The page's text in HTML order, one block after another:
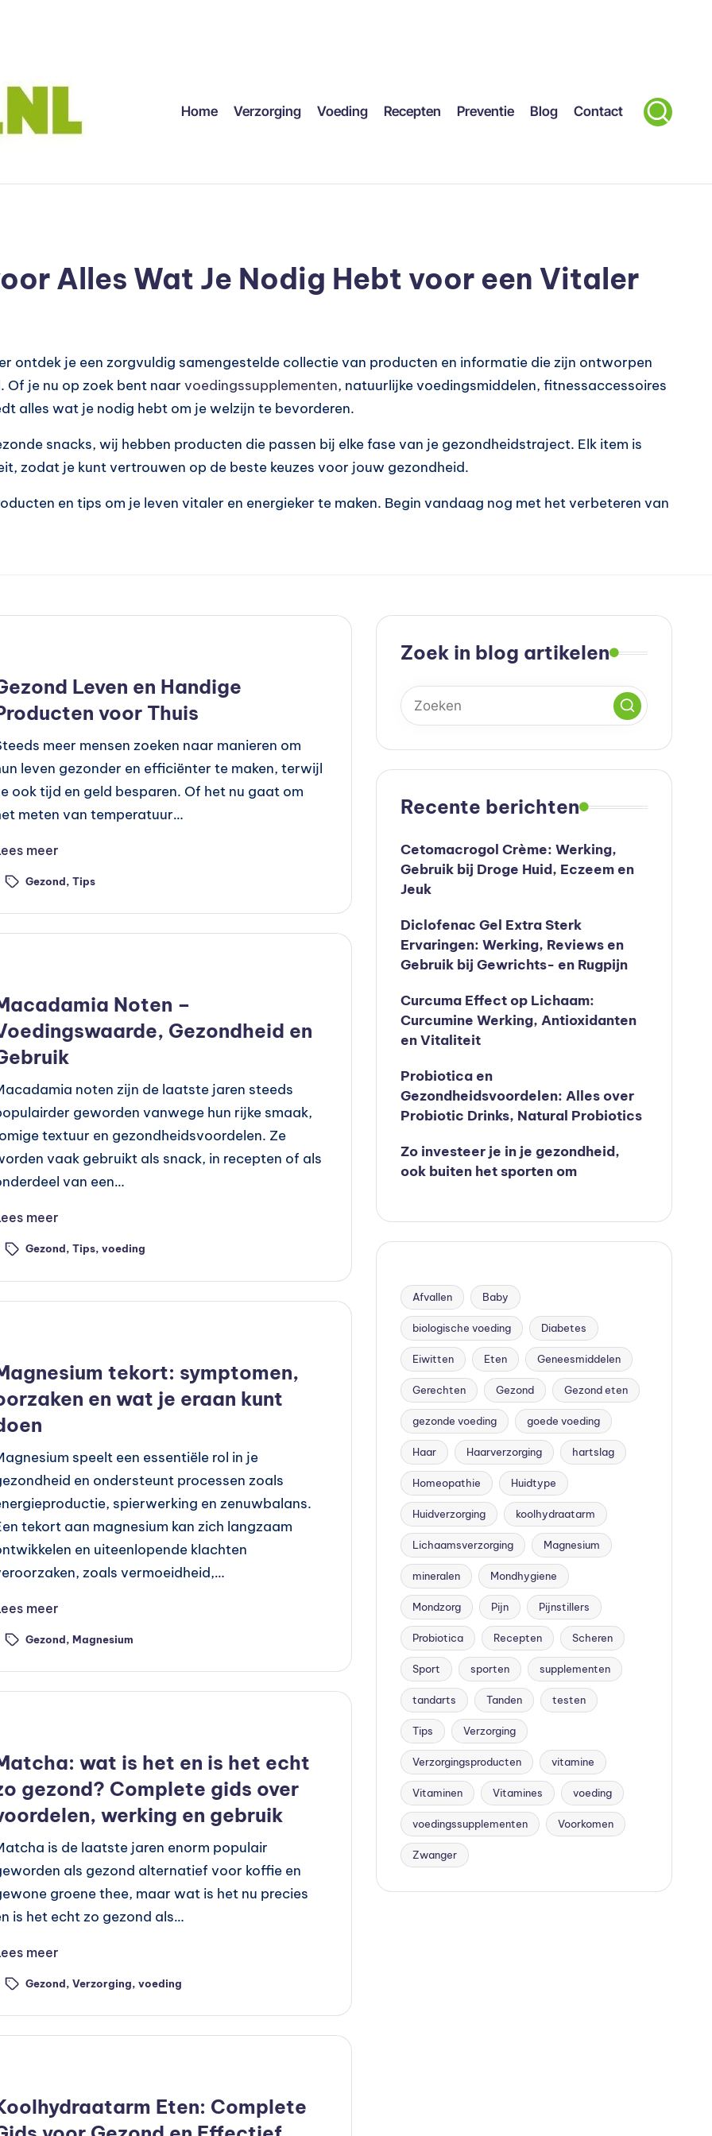
Home Verzorging Voeding Recepten Preventie Blog Contact
Alles Wat Je Nodig Hebt voor een Vitaler
ontdek je een zorgvuldig samengestelde collectie van producten en informatie die zijn ontworpen
Of je nu op zoek bent naar voedingssupplementen, natuurlijke voedingsmiddelen, fitnessaccessoires
alles wat je nodig hebt om je welzijn te bevorderen.
snacks, wij hebben producten die passen bij elke fase van je gezondheidstraject. Elk item is
zodat je kunt vertrouwen op de beste keuzes voor jouw gezondheid.
en tips om je leven vitaler en energieker te maken. Begin vandaag nog met het verbeteren van
Leven en Handige
voor Thuis
meer mensen zoeken naar manieren om
leven gezonder en efficiënter te maken, terwijl
ook tijd en geld besparen. Of het nu gaat om
meten van temperatuur…
meer
Gezond, Tips
Noten –
Gezondheid en
noten zijn de laatste jaren steeds
geworden vanwege hun rijke smaak,
textuur en gezondheidsvoordelen. Ze
vaak gebruikt als snack, in recepten of als
van een…
meer
Gezond, Tips, voeding
tekort: symptomen,
en wat je eraan kunt
speelt een essentiële rol in je
en ondersteunt processen zoals
spierwerking en zenuwbalans.
tekort aan magnesium kan zich langzaam
en uiteenlopende klachten
zoals vermoeidheid,…
meer
Gezond Magnesium
wat is het en is het echt
gezond? Complete gids over
werking en gebruik
is de laatste jaren enorm populair
als gezond alternatief voor koffie en
groene thee, maar wat is het nu precies
is het echt zo gezond als…
meer
Gezond, Verzorging, voeding
Eten: Complete
Zoek in blog artikelen
Recente berichten
Cetomacrogol Crème: Werking,
Gebruik bij Droge Huid, Eczeem en
Jeuk
Diclofenac Gel Extra Sterk
Ervaringen: Werking, Reviews en
Gebruik bij Gewrichts- en Rugpijn
Curcuma Effect op Lichaam:
Curcumine Werking, Antioxidanten
en Vitaliteit
Probiotica en
Gezondheidsvoordelen: Alles over
Probiotic Drinks, Natural Probiotics
Zo investeer je in je gezondheid,
ook buiten het sporten om
Afvallen Baby
biologische voeding Diabetes
Eiwitten Eten Geneesmiddelen
Gerechten Gezond Gezond eten
gezonde voeding goede voeding
Haar Haarverzorging hartslag
Homeopathie Huidtype
Huidverzorging koolhydraatarm
Lichaamsverzorging Magnesium
mineralen Mondhygiene
Mondzorg Pijn Pijnstillers
Probiotica Recepten Scheren
Sport sporten supplementen
tandarts Tanden testen
Tips Verzorging
Verzorgingsproducten vitamine
Vitaminen Vitamines voeding
voedingssupplementen Voorkomen
Zwanger